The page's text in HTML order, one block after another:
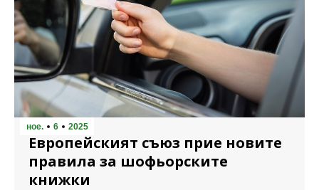
ное. 6 2025
Европейският съюз прие новите
правила за шофьорските
книжки